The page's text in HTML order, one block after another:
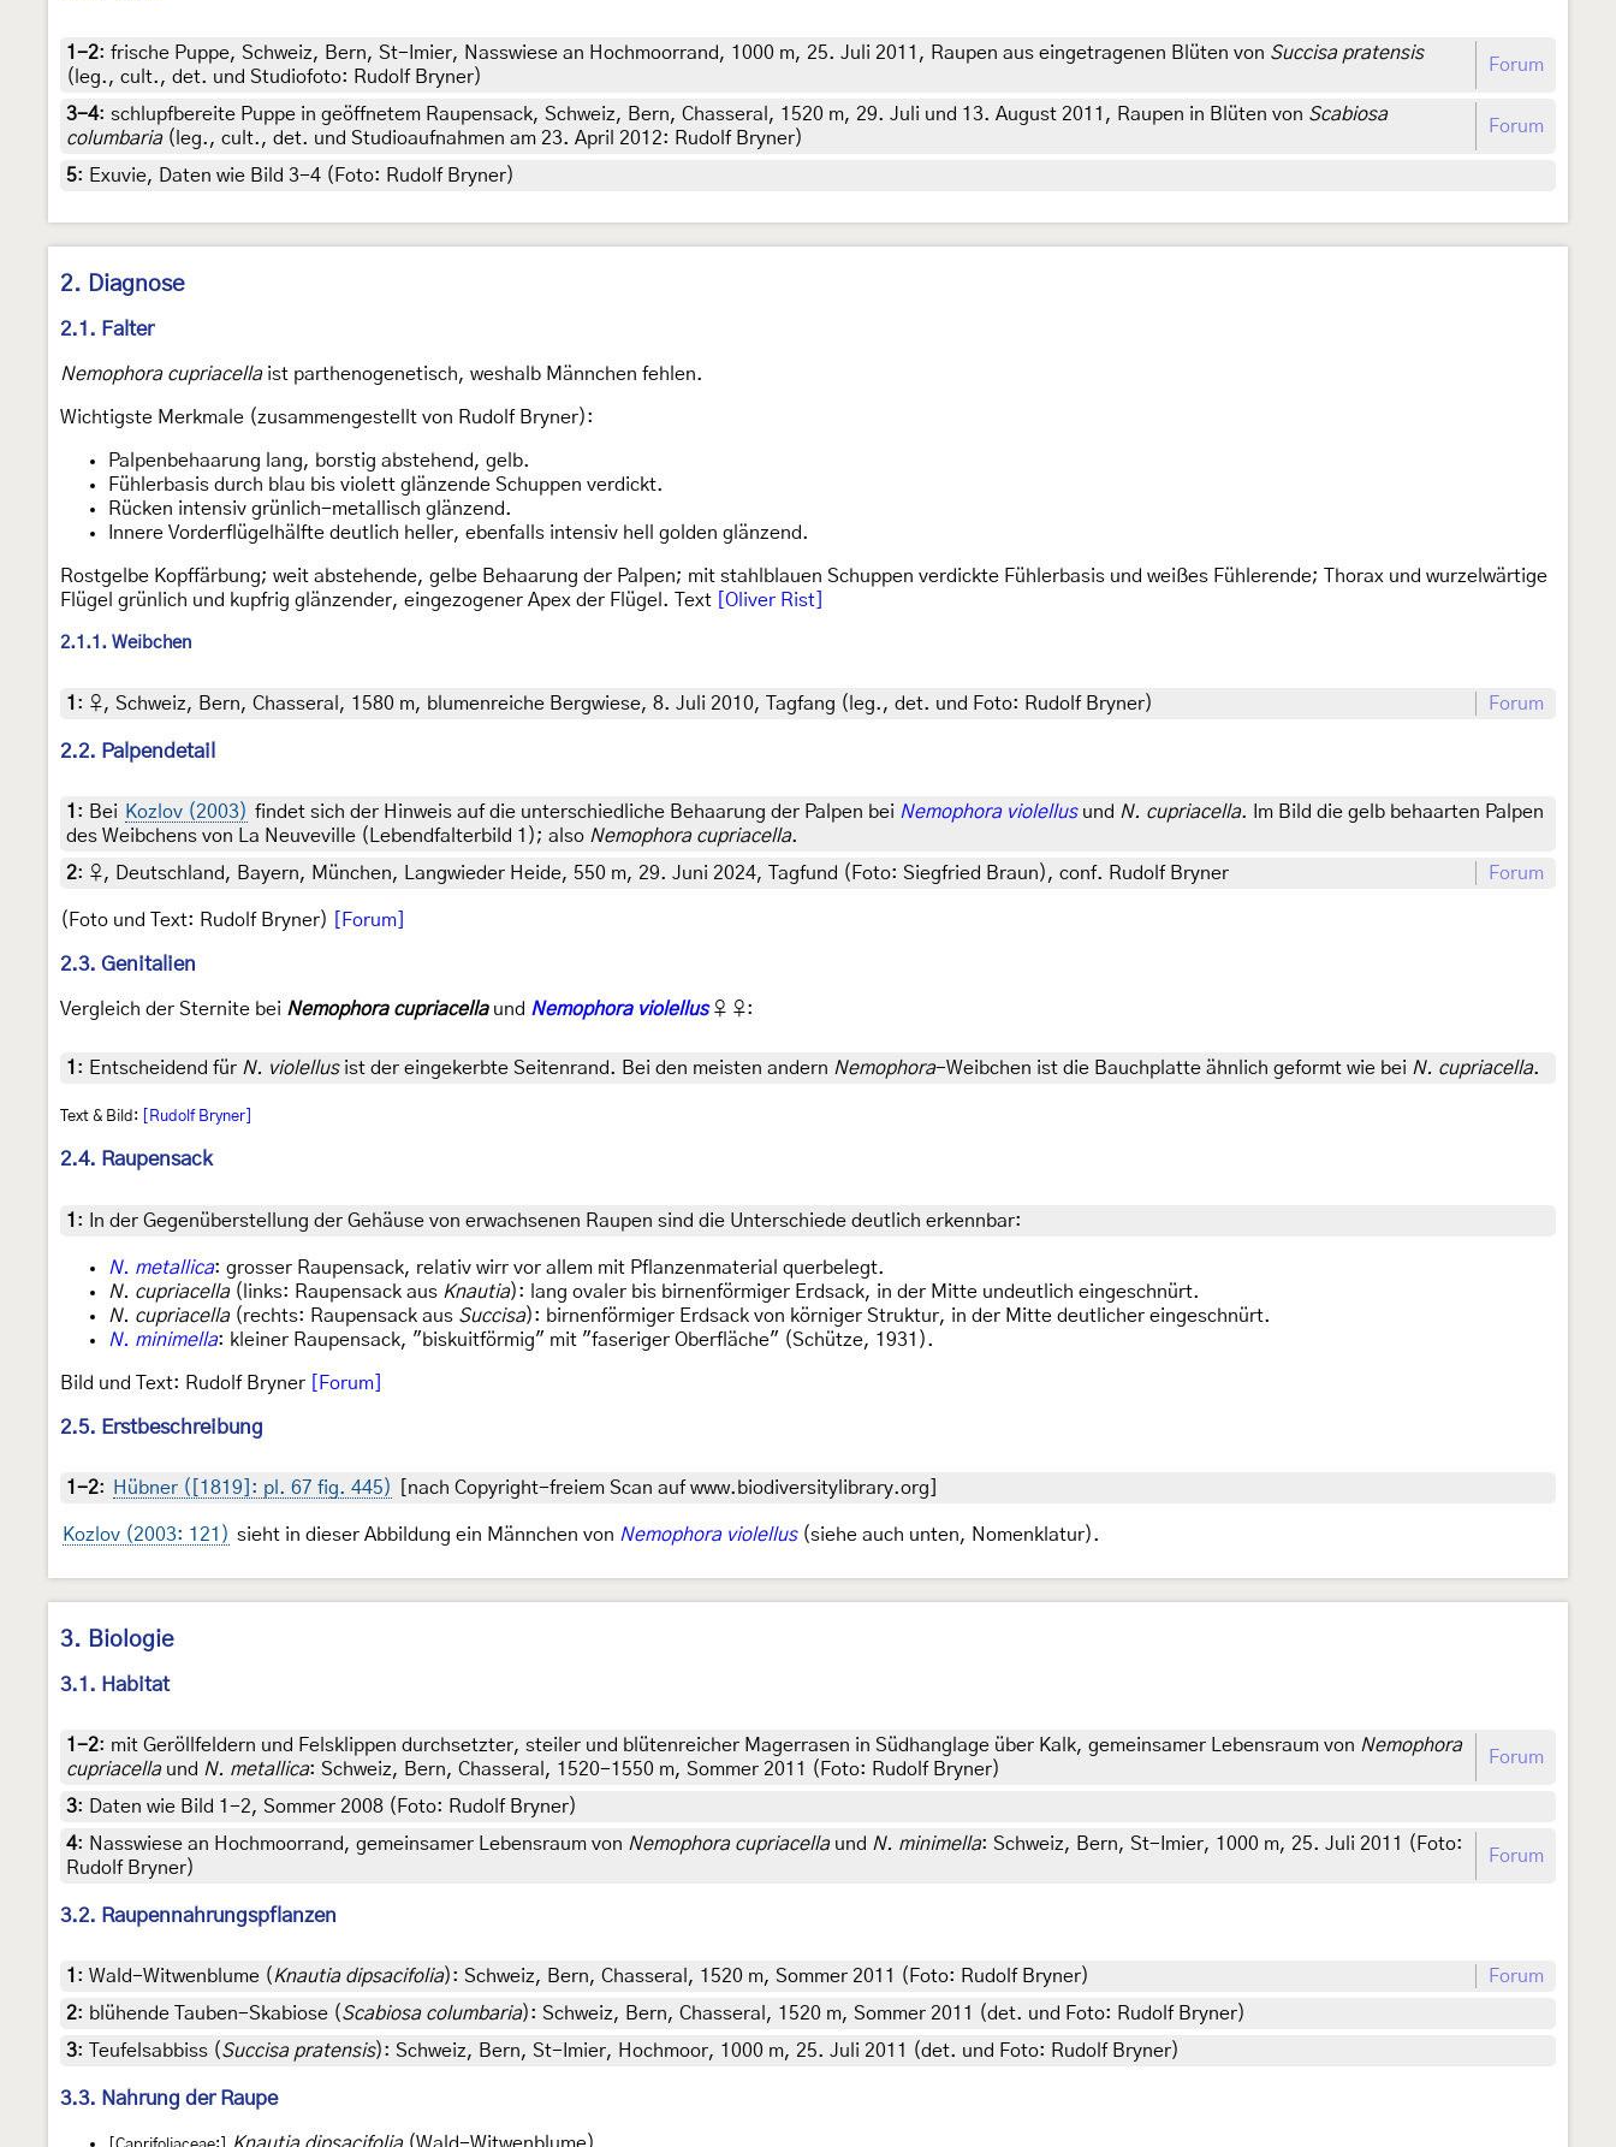
1-2: frische Puppe, Schweiz, Bern, St-Imier, Nasswiese an Hochmoorrand, 1000 m, 25. Juli 2011, Raupen aus eingetragenen Blüten von Succisa pratensis
(leg., cult., det. und Studiofoto: Rudolf Bryner)
Forum
3-4: schlupfbereite Puppe in geöffnetem Raupensack, Schweiz, Bern, Chasseral, 1520 m, 29. Juli und 13. August 2011, Raupen in Blüten von Scabiosa
columbaria(leg., cult., det. und Studioaufnahmen am 23. April 2012: Rudolf Bryner)
Forum
5: Exuvie, Daten wie Bild 3-4 (Foto: Rudolf Bryner)
2. Diagnose
2.1. Falter
Nemophora cupriacellaist parthenogenetisch, weshalb Männchen fehlen.
Wichtigste Merkmale (zusammengestellt von Rudolf Bryner):
Palpenbehaarung lang, borstig abstehend, gelb.
Fühlerbasis durch blau bis violett glänzende Schuppen verdickt.
Rücken intensiv grünlich-metallisch glänzend.
Innere Vorderflügelhälfte deutlich heller, ebenfalls intensiv hell golden glänzend.
Rostgelbe Kopffärbung; weit abstehende, gelbe Behaarung der Palpen; mit stahlblauen Schuppen verdickte Fühlerbasis und weißes Fühlerende; Thorax und wurzelwärtige
Flügel grünlich und kupfrig glänzender, eingezogener Apex der Flügel. Text
[Oliver Rist]
2.1.1. Weibchen
1 : ♀, Schweiz, Bern, Chasseral, 1580 m, blumenreiche Bergwiese, 8. Juli 2010, Tagfang (leg., det. und Foto: Rudolf Bryner) Forum
2.2. Palpendetail
1 : Bei Kozlov (2003) findet sich der Hinweis auf die unterschiedliche Behaarung der Palpen bei Nemophora violellusund N. cupriacella. Im Bild die gelb behaarten Palpen
des Weibchens von La Neuveville (Lebendfalterbild 1); also Nemophora cupriacella.
2: ♀, Deutschland, Bayern, München, Langwieder Heide, 550 m, 29. Juni 2024, Tagfund (Foto: Siegfried Braun), conf. Rudolf Bryner Forum
(Foto und Text: Rudolf Bryner) [Forum]
2.3. Genitalien
Vergleich der Sternite bei Nemophora cupriacellaund Nemophora violellus♀ ♀:
1 : Entscheidend für N. violellusist der eingekerbte Seitenrand. Bei den meisten andern Nemophora-Weibchen ist die Bauchplatte ähnlich geformt wie bei N. cupriacella.
Text & Bild: [Rudolf Bryner]
2.4. Raupensack
1 : In der Gegenüberstellung der Gehäuse von erwachsenen Raupen sind die Unterschiede deutlich erkennbar:
N. metallica: grosser Raupensack, relativ wirr vor allem mit Pflanzenmaterial querbelegt.
N. cupriacella(links: Raupensack aus Knautia): lang ovaler bis birnenförmiger Erdsack, in der Mitte undeutlich eingeschnürt.
N. cupriacella(rechts: Raupensack aus Succisa): birnenförmiger Erdsack von körniger Struktur, in der Mitte deutlicher eingeschnürt.
N. minimella: kleiner Raupensack, "biskuitförmig" mit "faseriger Oberfläche" (Schütze, 1931).
Bild und Text: Rudolf Bryner [Forum]
2.5. Erstbeschreibung
1-2: Hübner ([1819]: pl. 67 fig. 445) [nach Copyright-freiem Scan auf www.biodiversitylibrary.org]
Kozlov (2003: 121) sieht in dieser Abbildung ein Männchen von Nemophora violellus(siehe auch unten, Nomenklatur).
3. Biologie
3.1. Habitat
1-2: mit Geröllfeldern und Felsklippen durchsetzter, steiler und blütenreicher Magerrasen in Südhanglage über Kalk, gemeinsamer Lebensraum von Nemophora
cupriacellaund N. metallica: Schweiz, Bern, Chasseral, 1520-1550 m, Sommer 2011 (Foto: Rudolf Bryner)
Forum
3:
Daten wie Bild 1-2, Sommer 2008 (Foto: Rudolf Bryner)
4: Nasswiese an Hochmoorrand, gemeinsamer Lebensraum von Nemophora cupriacellaund N. minimella: Schweiz, Bern, St-Imier, 1000 m, 25. Juli 2011 (Foto:
Rudolf Bryner)
Forum
3.2. Raupennahrungspflanzen
1 : Wald-Witwenblume ( Knautia dipsacifolia): Schweiz, Bern, Chasseral, 1520 m, Sommer 2011 (Foto: Rudolf Bryner)
Forum
2: blühende Tauben-Skabiose (Scabiosa columbaria): Schweiz, Bern, Chasseral, 1520 m, Sommer 2011 (det. und Foto: Rudolf Bryner)
3: Teufelsabbiss (Succisa pratensis): Schweiz, Bern, St-Imier, Hochmoor, 1000 m, 25. Juli 2011 (det. und Foto: Rudolf Bryner)
3.3. Nahrung der Raupe
Knautia dipsacifolia(Wald-Witwenblume)